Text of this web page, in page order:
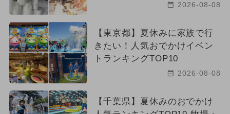
2026-08-08
【東京都】夏休みに家族で行
きたい！人気おでかけイベン
トランキングTOP10
2026-08-08
【千葉県】夏休みのおでかけ